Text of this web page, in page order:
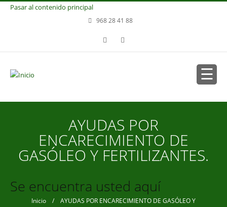
Pasar al contenido principal
968 28 41 88
AYUDAS POR
ENCARECIMIENTO DE
GASÓLEO Y FERTILIZANTES.
Se encuentra usted aquí
Inicio / AYUDAS POR ENCARECIMIENTO DE GASÓLEO Y